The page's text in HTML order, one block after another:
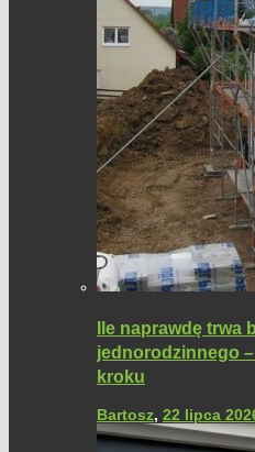
Ile naprawdę trwa
jednorodzinnego
kroku
Bartosz, 22 lipca